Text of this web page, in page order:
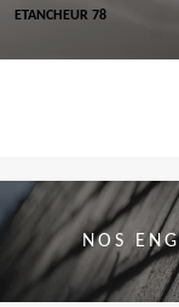
ETANCHEUR 78
NOS